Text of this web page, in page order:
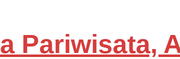
Pariwisata,